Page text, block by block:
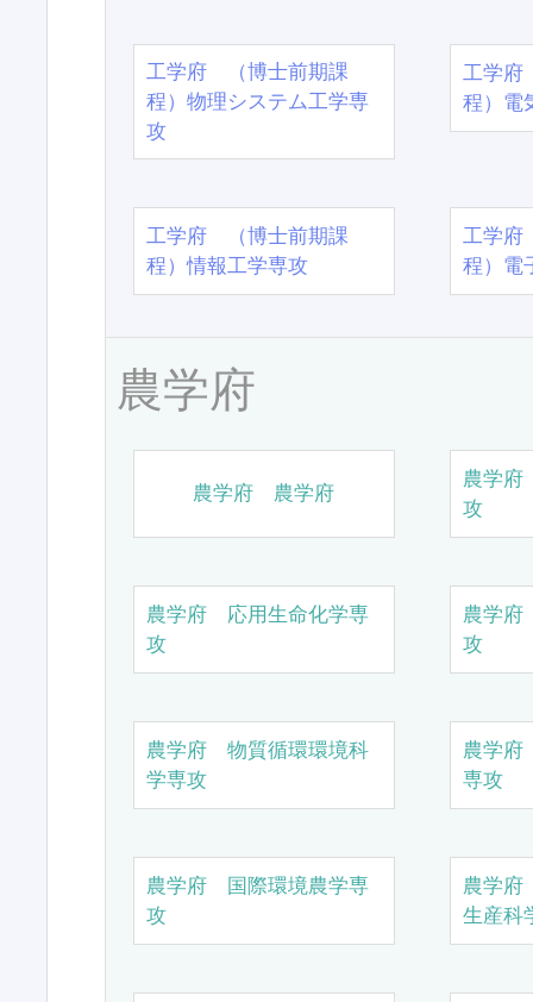
工学府 （博士前期課
程）物理システム工学専
攻
工学
程）電
工学府 （博士前期課
程）情報工学専攻
工学
程）電
農学府
農学府 農学府
農学
攻
農学府 応用生命化学専
攻
農学
攻
農学府 物質循環環境科
学専攻
農学
専攻
農学府 国際環境農学専
攻
農学
生産科